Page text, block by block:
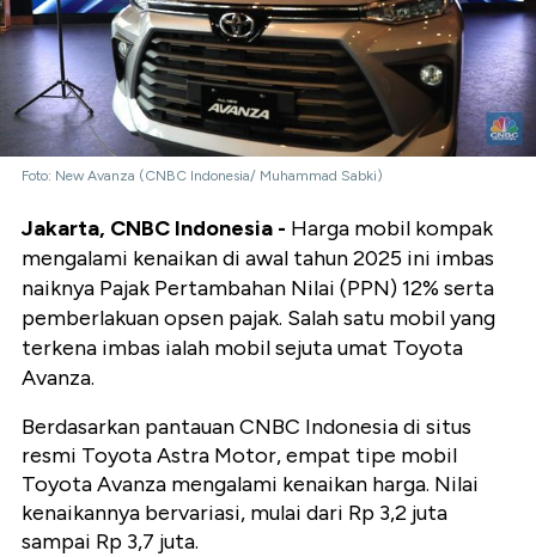
Foto: New Avanza (CNBC Indonesia/ Muhammad Sabki)
Jakarta, CNBC Indonesia - Harga mobil kompak
mengalami kenaikan di awal tahun 2025 ini imbas
naiknya Pajak Pertambahan Nilai (PPN) 12% serta
pemberlakuan opsen pajak. Salah satu mobil yang
terkena imbas ialah mobil sejuta umat Toyota
Avanza.
Berdasarkan pantauan CNBC Indonesia di situs
resmi Toyota Astra Motor, empat tipe mobil
Toyota Avanza mengalami kenaikan harga. Nilai
kenaikannya bervariasi, mulai dari Rp 3,2 juta
sampai Rp 3,7 juta.